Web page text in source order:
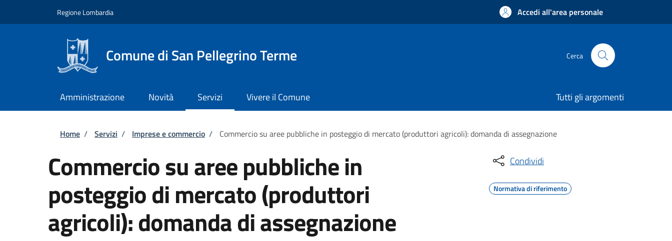
Regione Lombardia Accedi all'area personale
Comune di San Pellegrino Terme Cerca
Amministrazione Novità Servizi Vivere il Comune Tutti gli argomenti
Briciole di pane
Home / Servizi / Imprese e commercio / Commercio su aree pubbliche in posteggio di mercato (produttori agricoli): domanda di assegnazione
Commercio su aree pubbliche in
posteggio di mercato (produttori
agricoli): domanda di assegnazione
Condividi
Normativa di riferimento